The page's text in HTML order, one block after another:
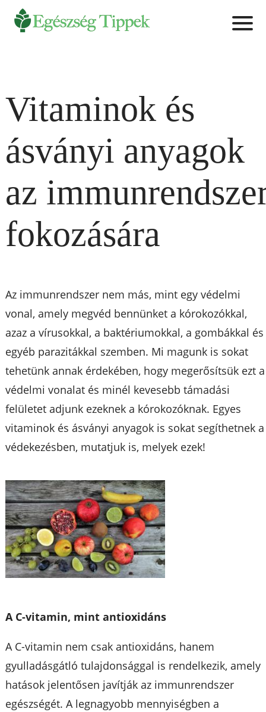
Vitaminok és
ásványi anyagok
az
fokozására
Az immunrendszer nem más, mint egy védelmi
vonal, amely megvéd bennünket a kórokozókkal,
azaz a vírusokkal, a baktériumokkal, a gombákkal és
egyéb parazitákkal szemben. Mi magunk is sokat
tehetünk annak érdekében, hogy megerősítsük ezt a
védelmi vonalat és minél kevesebb támadási
felületet adjunk ezeknek a kórokozóknak. Egyes
vitaminok és ásványi anyagok is sokat segíthetnek a
védekezésben, mutatjuk is, melyek ezek!
A C-vitamin, mint antioxidáns
A C-vitamin nem csak antioxidáns, hanem
gyulladásgátló tulajdonsággal is rendelkezik, amely
hatások jelentősen javítják az immunrendszer
egészségét. A legnagyobb mennyiségben a